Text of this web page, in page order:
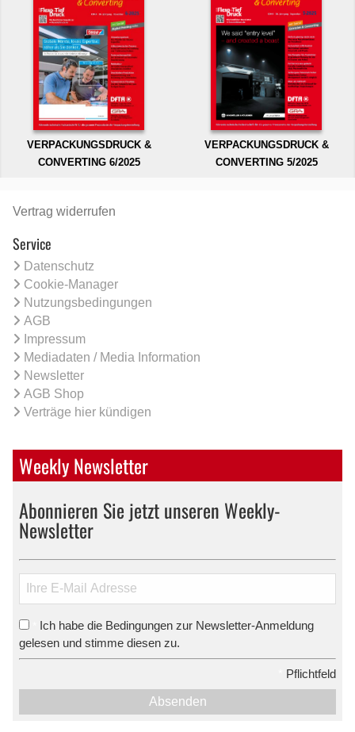
VERPACKUNGSDRUCK &
CONVERTING 6/2025
VERPACKUNGSDRUCK &
CONVERTING 5/2025
Vertrag widerrufen
Service
Datenschutz
Cookie-Manager
Nutzungsbedingungen
AGB
Impressum
Mediadaten / Media Information
Newsletter
AGB Shop
Verträge hier kündigen
Weekly Newsletter
Abonnieren Sie jetzt unseren Weekly-
Newsletter
Ich habe die Bedingungen zur Newsletter-Anmeldung
gelesen und stimme diesen zu.
Pflichtfeld
Absenden